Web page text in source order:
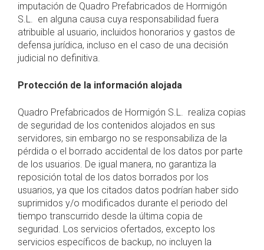
imputación de Quadro Prefabricados de Hormigón
S.L. en alguna causa cuya responsabilidad fuera
atribuible al usuario, incluidos honorarios y gastos de
defensa jurídica, incluso en el caso de una decisión
judicial no definitiva.
Protección de la información alojada
Quadro Prefabricados de Hormigón S.L. realiza copias
de seguridad de los contenidos alojados en sus
servidores, sin embargo no se responsabiliza de la
pérdida o el borrado accidental de los datos por parte
de los usuarios. De igual manera, no garantiza la
reposición total de los datos borrados por los
usuarios, ya que los citados datos podrían haber sido
suprimidos y/o modificados durante el periodo del
tiempo transcurrido desde la última copia de
seguridad. Los servicios ofertados, excepto los
servicios específicos de backup, no incluyen la